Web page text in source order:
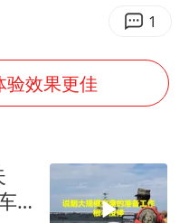
法国下周开始禁止未经同意的电话营销
村民谈“梅姨”：叫的其实是“媒姨”
外交部发言人就广岛核爆81周年等答记者问
北都在等7号
1
验效果更佳